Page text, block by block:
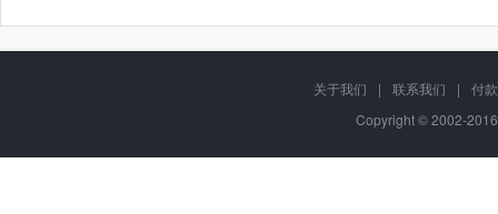
关于我们 | 联系我们 |
付
Copyright © 2002-